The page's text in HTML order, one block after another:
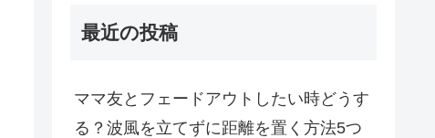
最近の投稿
ママ友とフェードアウトしたい時どうす
る？波風を立てずに距離を置く方法5つ